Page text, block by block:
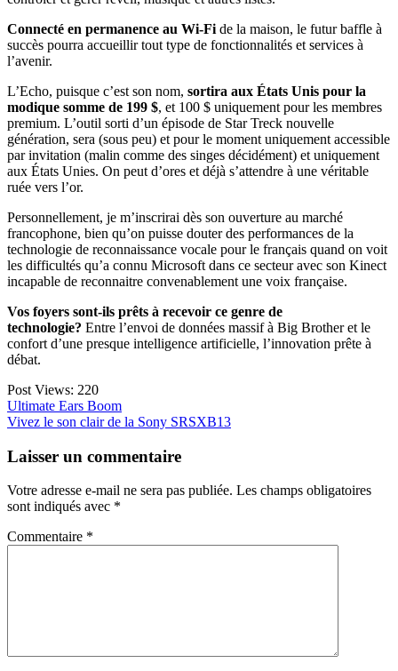
Connecté en permanence au Wi-Fi de la maison, le futur baffle à
succès pourra accueillir tout type de fonctionnalités et services à
l’avenir.
L’Echo, puisque c’est son nom, sortira aux États Unis pour la
modique somme de 199 $, et 100 $ uniquement pour les membres
premium. L’outil sorti d’un épisode de Star Treck nouvelle
génération, sera (sous peu) et pour le moment uniquement accessible
par invitation (malin comme des singes décidément) et uniquement
aux États Unies. On peut d’ores et déjà s’attendre à une véritable
ruée vers l’or.
Personnellement, je m’inscrirai dès son ouverture au marché
francophone, bien qu’on puisse douter des performances de la
technologie de reconnaissance vocale pour le français quand on voit
les difficultés qu’a connu Microsoft dans ce secteur avec son Kinect
incapable de reconnaitre convenablement une voix française.
Vos foyers sont-ils prêts à recevoir ce genre de
technologie? Entre l’envoi de données massif à Big Brother et le
confort d’une presque intelligence artificielle, l’innovation prête à
débat.
Post Views: 220
Navigation
de
l’article
Ultimate Ears Boom
Vivez le son clair de la Sony SRSXB13
Laisser un commentaire
Votre adresse e-mail ne sera pas publiée. Les champs obligatoires
sont indiqués avec *
Commentaire *